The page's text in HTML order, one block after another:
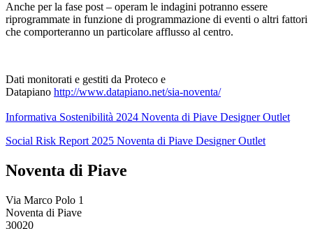
Anche per la fase post – operam le indagini potranno essere
riprogrammate in funzione di programmazione di eventi o altri fattori
che comporteranno un particolare afflusso al centro.
Dati monitorati e gestiti da Proteco e
Datapiano http://www.datapiano.net/sia-noventa/
Informativa Sostenibilità 2024 Noventa di Piave Designer Outlet
Social Risk Report 2025 Noventa di Piave Designer Outlet
Noventa di Piave
Via Marco Polo 1
Noventa di Piave
30020